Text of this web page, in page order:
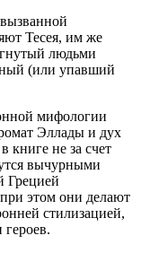
Тесея, им же
людьми
(или упавший
мифологии
Эллады и дух
книге не за счет
вычурными
Грецией
этом они делают
стилизацией,